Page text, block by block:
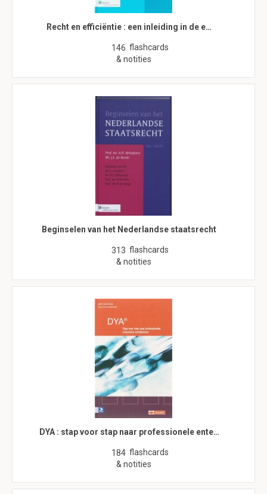
Recht en efficiëntie : een inleiding in de e…
146 flashcards
& notities
Beginselen van het Nederlandse staatsrecht
313 flashcards
& notities
DYA : stap voor stap naar professionele ente…
184 flashcards
& notities